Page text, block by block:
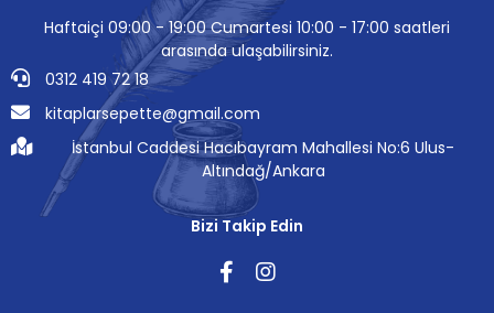
Haftaiçi 09:00 - 19:00 Cumartesi 10:00 - 17:00 saatleri
arasında ulaşabilirsiniz.
0312 419 72 18
kitaplarsepette@gmail.com
İstanbul Caddesi Hacıbayram Mahallesi No:6 Ulus-
Altındağ/Ankara
Bizi Takip Edin